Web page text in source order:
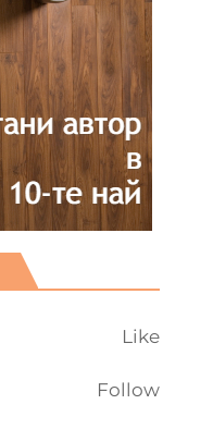
Like
Follow